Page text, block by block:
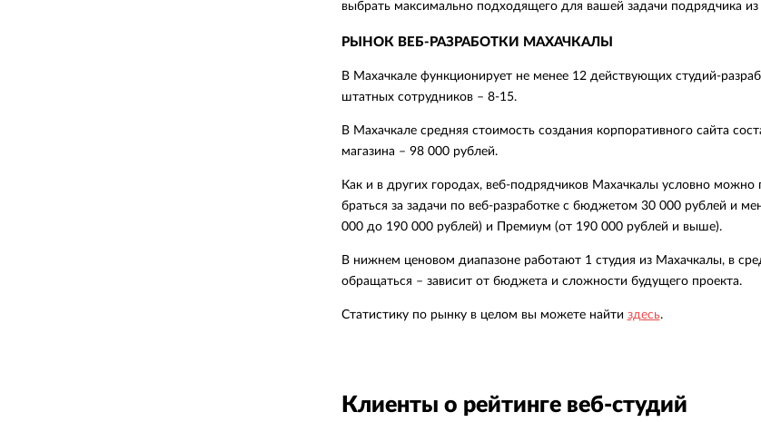
выбрать максимально подходящего для вашей задачи подрядчика
РЫНОК ВЕБ-РАЗРАБОТКИ МАХАЧКАЛЫ
В Махачкале функционирует не менее 12 действующих студий-
штатных сотрудников – 8-15.
В Махачкале средняя стоимость создания корпоративного сайта
магазина – 98 000 рублей.
Как и в других городах, веб-подрядчиков Махачкалы условно
браться за задачи по веб-разработке с бюджетом 30 000 рублей и
000 до 190 000 рублей) и Премиум (от 190 000 рублей и выше).
В нижнем ценовом диапазоне работают 1 студия из Махачкалы, в
обращаться – зависит от бюджета и сложности будущего проекта.
Статистику по рынку в целом вы можете найти здесь.
Клиенты о рейтинге веб-студий